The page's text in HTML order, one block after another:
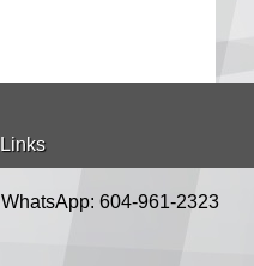
Links
WhatsApp: 604-961-2323